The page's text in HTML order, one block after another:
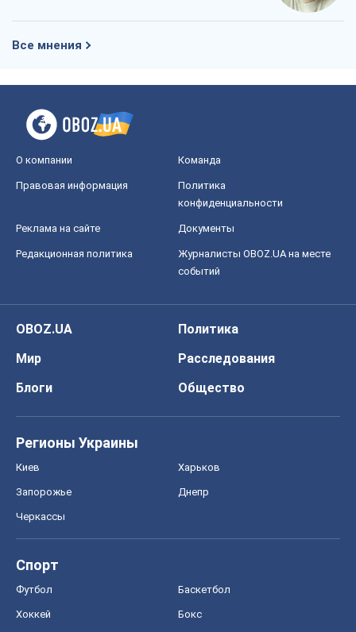
Все мнения
О компании Команда
Правовая информация
Политика
конфиденциальности
Реклама на сайте Документы
Редакционная политика
Журналисты OBOZ.UA на месте
событий
OBOZ.UA
Политика
Мир
Расследования
Блоги
Общество
Регионы Украины
Киев Харьков
Запорожье Днепр
Черкассы
Спорт
Футбол Баскетбол
Хоккей Бокс